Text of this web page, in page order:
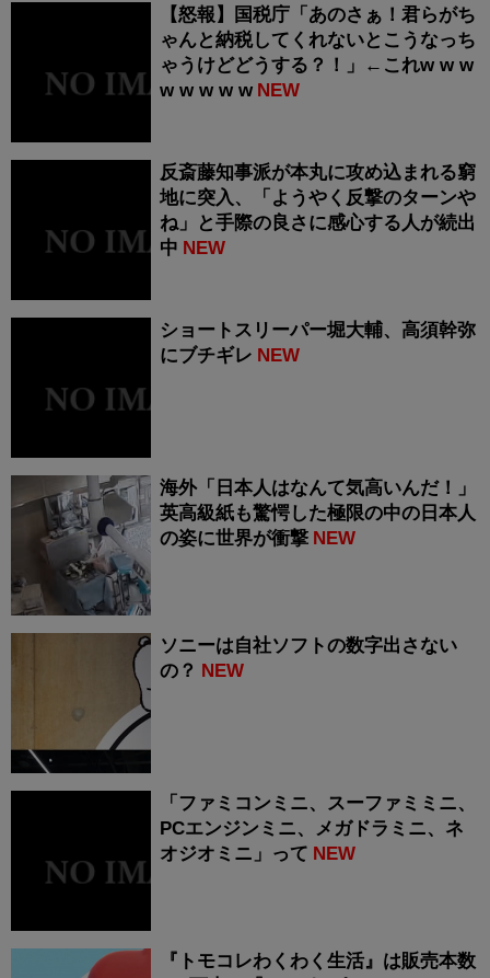
【怒報】国税庁「あのさぁ！君らがち
ゃんと納税してくれないとこうなっち
ゃうけどどうする？！」←これw w w
w w w w w NEW
反斎藤知事派が本丸に攻め込まれる窮
地に突入、「ようやく反撃のターンや
ね」と手際の良さに感心する人が続出
中 NEW
ショートスリーパー堀大輔、高須幹弥
にブチギレ NEW
海外「日本人はなんて気高いんだ！」
英高級紙も驚愕した極限の中の日本人
の姿に世界が衝撃 NEW
ソニーは自社ソフトの数字出さない
の？ NEW
「ファミコンミニ、スーファミミニ、
PCエンジンミニ、メガドラミニ、ネ
オジオミニ」って NEW
『トモコレわくわく生活』は販売本数